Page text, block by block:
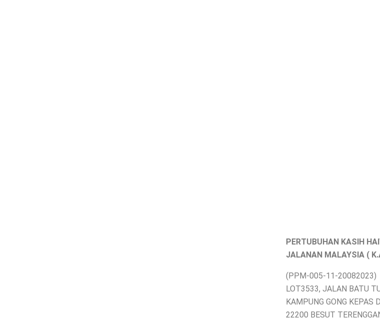
PERTUBUHAN KASIH
JALANAN MALAYSIA (
(PPM-005-11-20082023)
LOT3533, JALAN BATU
KAMPUNG GONG KEPAS
22200 BESUT